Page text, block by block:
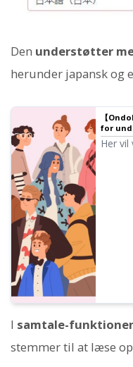
Den understøtter
herunder japansk og
【
for
Her
I samtale-
stemmer til at læse